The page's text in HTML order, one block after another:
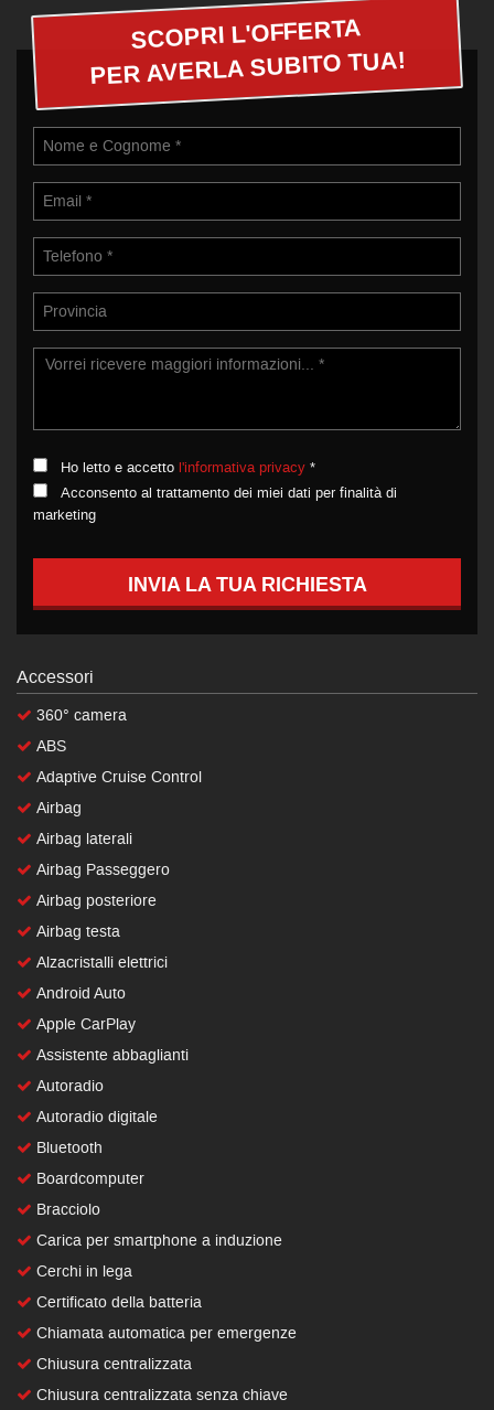
SCOPRI L'OFFERTA
PER AVERLA SUBITO TUA!
Ho letto e accetto l'informativa privacy *
Acconsento al trattamento dei miei dati per finalità di
marketing
INVIA LA TUA RICHIESTA
Accessori
360° camera
ABS
Adaptive Cruise Control
Airbag
Airbag laterali
Airbag Passeggero
Airbag posteriore
Airbag testa
Alzacristalli elettrici
Android Auto
Apple CarPlay
Assistente abbaglianti
Autoradio
Autoradio digitale
Bluetooth
Boardcomputer
Bracciolo
Carica per smartphone a induzione
Cerchi in lega
Certificato della batteria
Chiamata automatica per emergenze
Chiusura centralizzata
Chiusura centralizzata senza chiave